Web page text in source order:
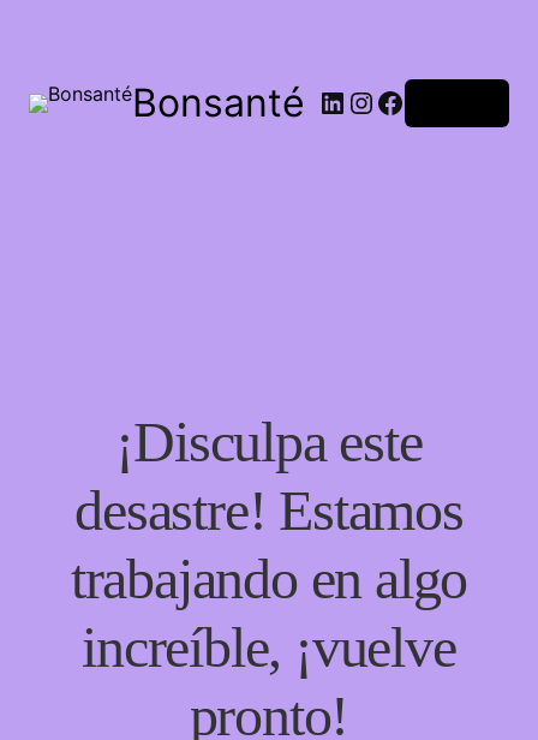
Bonsanté
¡Disculpa este
desastre! Estamos
trabajando en algo
increíble, ¡vuelve
pronto!